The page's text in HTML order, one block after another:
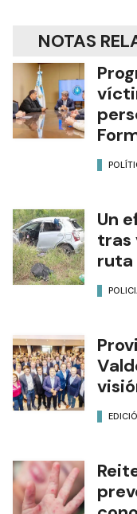
NOTAS
Un
tras
ruta